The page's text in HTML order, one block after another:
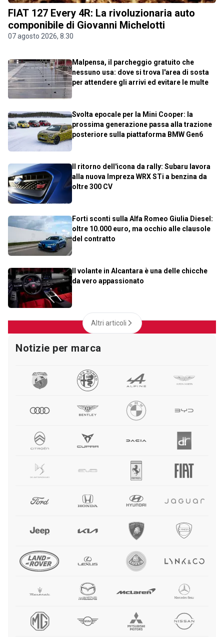
FIAT 127 Every 4R: La rivoluzionaria auto
componibile di Giovanni Michelotti
07 agosto 2026, 8.30
Malpensa, il parcheggio gratuito che
nessuno usa: dove si trova l'area di sosta
per attendere gli arrivi ed evitare le multe
Svolta epocale per la Mini Cooper: la
prossima generazione passa alla trazione
posteriore sulla piattaforma BMW Gen6
Il ritorno dell'icona da rally: Subaru lavora
alla nuova Impreza WRX STi a benzina da
oltre 300 CV
Forti sconti sulla Alfa Romeo Giulia Diesel:
oltre 10.000 euro, ma occhio alle clausole
del contratto
Il volante in Alcantara è una delle chicche
da vero appassionato
Altri articoli
Notizie per marca